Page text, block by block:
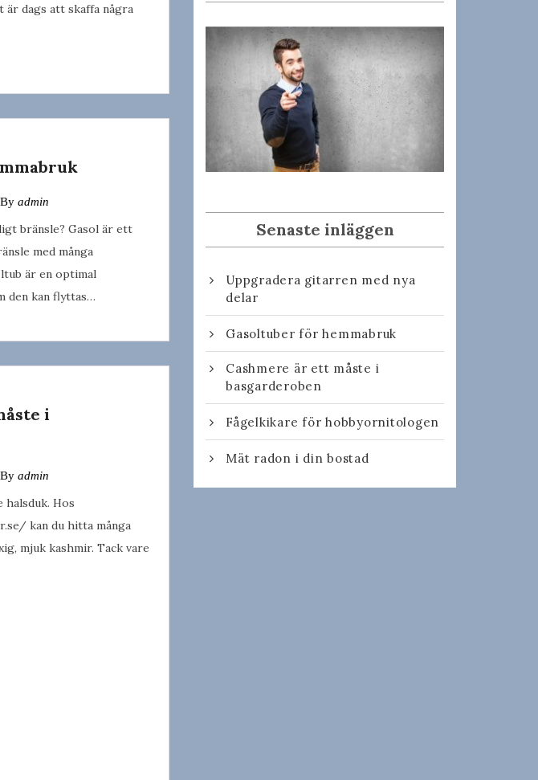
dags att skaffa några
By admin
bränsle? Gasol är ett
med många
är en optimal
den kan flyttas…
i
By admin
halsduk. Hos
kan du hitta många
mjuk kashmir. Tack vare
Senaste inläggen
Uppgradera gitarren med nya
delar
Gasoltuber för hemmabruk
Cashmere är ett måste i
basgarderoben
Fågelkikare för hobbyornitologen
Mät radon i din bostad